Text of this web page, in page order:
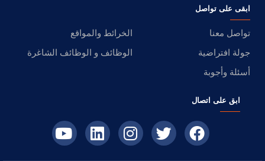
ابقى على تواصل
تواصل معنا
الخرائط والمواقع
جولة افتراضية
الوظائف و الوظائف الشاغرة
أسئلة وأجوبة
ابق على اتصال